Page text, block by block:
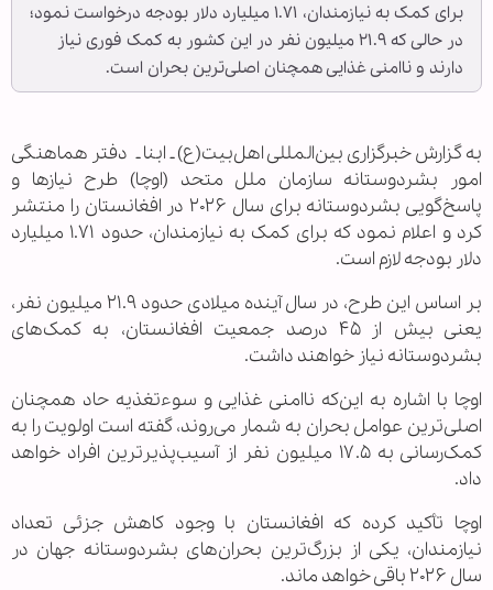
برای کمک به نیازمندان، ۱.۷۱ میلیارد دلار بودجه درخواست نمود؛
در حالی که ۲۱.۹ میلیون نفر در این کشور به کمک فوری نیاز
دارند و ناامنی غذایی همچنان اصلی‌ترین بحران است.
به گزارش خبرگزاری بین‌المللی اهل‌بیت(ع) ـ ابنا ـ دفتر هماهنگی
امور بشردوستانه سازمان ملل متحد (اوچا) طرح نیازها و
پاسخ‌گویی بشردوستانه برای سال ۲۰۲۶ در افغانستان را منتشر
کرد و اعلام نمود که برای کمک به نیازمندان، حدود ۱.۷۱ میلیارد
دلار بودجه لازم است.
بر اساس این طرح، در سال آینده میلادی حدود ۲۱.۹ میلیون نفر،
یعنی بیش از ۴۵ درصد جمعیت افغانستان، به کمک‌های
بشردوستانه نیاز خواهند داشت.
اوچا با اشاره به این‌که ناامنی غذایی و سوءتغذیه حاد همچنان
اصلی‌ترین عوامل بحران به شمار می‌روند، گفته است اولویت را به
کمک‌رسانی به ۱۷.۵ میلیون نفر از آسیب‌پذیرترین افراد خواهد
داد.
اوچا تأکید کرده که افغانستان با وجود کاهش جزئی تعداد
نیازمندان، یکی از بزرگ‌ترین بحران‌های بشردوستانه جهان در
سال ۲۰۲۶ باقی خواهد ماند.